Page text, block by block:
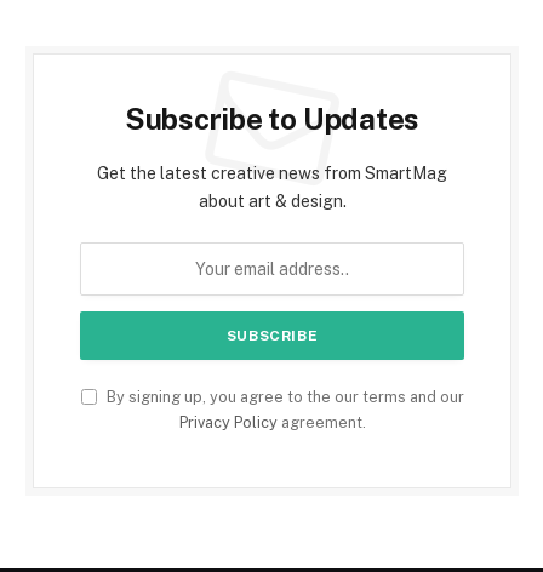
Subscribe to Updates
Get the latest creative news from SmartMag
about art & design.
By signing up, you agree to the our terms and our
Privacy Policyagreement.